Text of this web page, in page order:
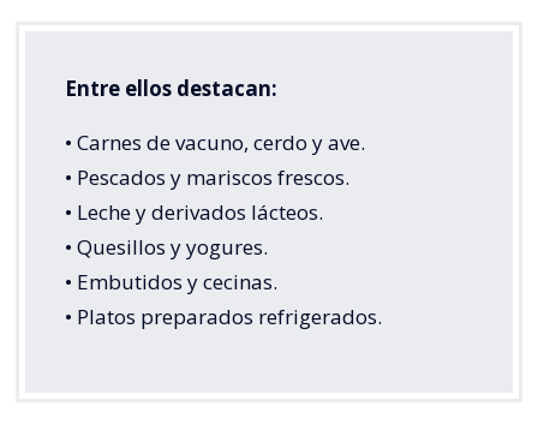
Entre ellos destacan:
• Carnes de vacuno, cerdo y ave.
• Pescados y mariscos frescos.
• Leche y derivados lácteos.
• Quesillos y yogures.
• Embutidos y cecinas.
• Platos preparados refrigerados.